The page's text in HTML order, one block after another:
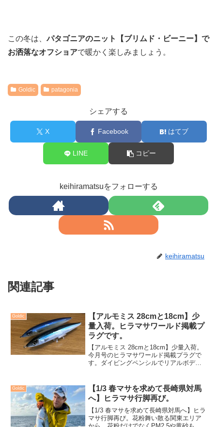
この冬は、パタゴニアのニット【ブリムド・ビーニー】で
お洒落なオフショアで暖かく楽しみましょう。
Goldic patagonia
シェアする
X Facebook はてブ
LINE コピー
keihiramatsuをフォローする
keihiramatsu
関連記事
Goldic
【アルモミス 28cmと18cm】少
量入荷。ヒラマサワールド掲載プ
ラグです。
【アルモミス 28cmと18cm】少量入荷。
今月号のヒラマサワールド掲載プラグで
す。ダイビングペンシルでリアルボディ
りとダイビングさせながらの誘い出しが
可能でヒラマサ、...
Goldic
【1/3 春マサを求めて長崎県対馬
へ】ヒラマサ行脚再び。
【1/3 春マサを求めて長崎県対馬へ】ヒラ
マサ行脚再び。花粉舞い散る関東エリア